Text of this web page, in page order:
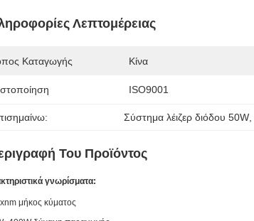
Λεπτομέρειας
Καταγωγής Κίνα
ISO9001
Σύστημα λέιζερ διόδου 50W
Του Προϊόντος
γνωρίσματα:
μήκος κύματος